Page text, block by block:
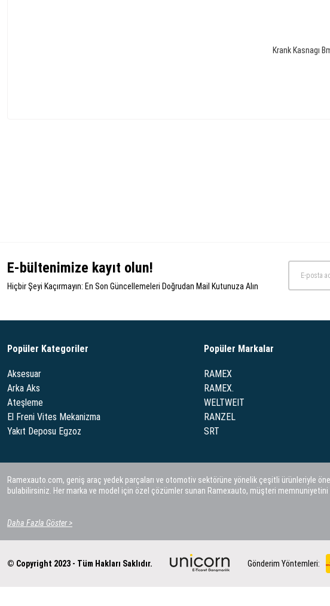
Krank Kasnagı
E-bültenimize kayıt olun!
Hiçbir Şeyi Kaçırmayın: En Son Güncellemeleri Doğrudan Mail Kutunuza Alın
Popüler Kategoriler
Aksesuar
Arka Aks
Ateşleme
El Freni Vites Mekanizma
Yakıt Deposu Egzoz
Popüler Markalar
RAMEX
RAMEX.
WELTWEIT
RANZEL
SRT
Ramexauto.com, geniş araç yedek parçaları ve otomotiv sektörüne yönelik çeşitli ürünleriyle
bulabilirsiniz. Her marka ve model için özel çözümler sunan Ramexauto, müşteri memnuniyetini
Daha Fazla Göster >
© Copyright 2023 - Tüm Hakları Saklıdır. Gönderim Yöntemleri: